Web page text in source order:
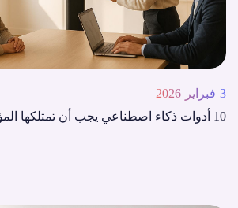
3 فبراير 2026
10 أدوات ذكاء اصطناعي يجب أن تمتلكها المؤسسات